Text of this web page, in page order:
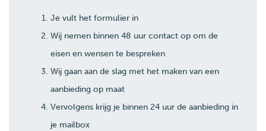
Je vult het formulier in
Wij nemen binnen 48 uur contact op om de
eisen en wensen te bespreken
Wij gaan aan de slag met het maken van een
aanbieding op maat
Vervolgens krijg je binnen 24 uur de aanbieding in
je mailbox